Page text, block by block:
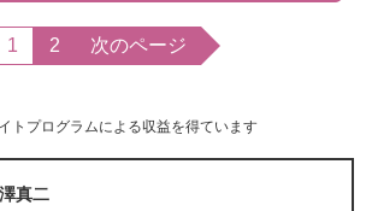
1 2 次のページ
トプログラムによる収益を得ています
真二